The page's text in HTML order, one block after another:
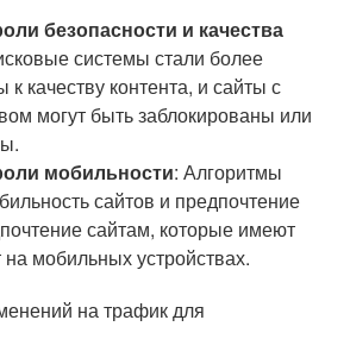
безопасности и качества
системы стали более
к качеству контента, и сайты с
могут быть заблокированы или
мобильности: Алгоритмы
сайтов и предпочтение
сайтам, которые имеют
мобильных устройствах.
на трафик для